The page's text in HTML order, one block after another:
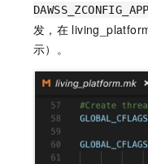
发，在
示）。